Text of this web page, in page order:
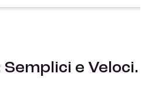
e Veloci.